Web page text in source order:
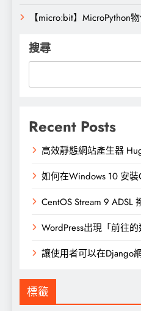
【micro:bit】MicroPython
搜尋
Recent Posts
高效靜態網站產生器
如何在Windows 10 安裝
CentOS Stream 9 ADSL
WordPress出現「前往
讓使用者可以在Django
標籤